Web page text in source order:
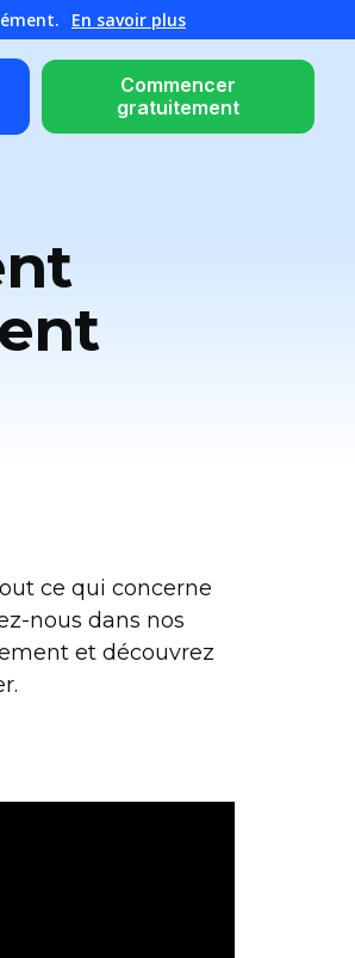
En savoir plus
Commencer
gratuitement
ce qui concerne
nous dans nos
et découvrez